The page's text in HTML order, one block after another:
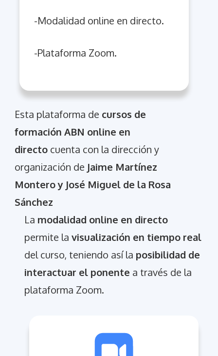
-Modalidad online en directo.
-Plataforma Zoom.
Esta plataforma de cursos de
formación ABN online en
directo cuenta con la dirección y
organización de Jaime Martínez
Montero y José Miguel de la Rosa
Sánchez
La modalidad online en directo
permite la visualización en tiempo real
del curso, teniendo así la posibilidad de
interactuar el ponente a través de la
plataforma Zoom.